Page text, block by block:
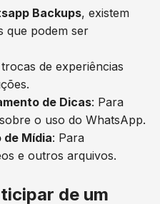
Backups, existem
que podem ser
de experiências
de Dicas: Para
o uso do WhatsApp.
de Mídia: Para
e outros arquivos.
de um